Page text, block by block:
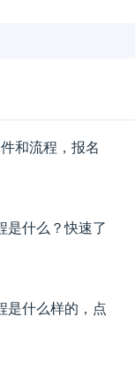
和流程，报名
是什么？快速了
是什么样的，点